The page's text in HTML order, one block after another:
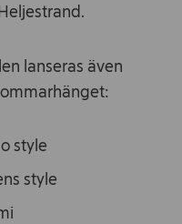
lanseras även
style
style